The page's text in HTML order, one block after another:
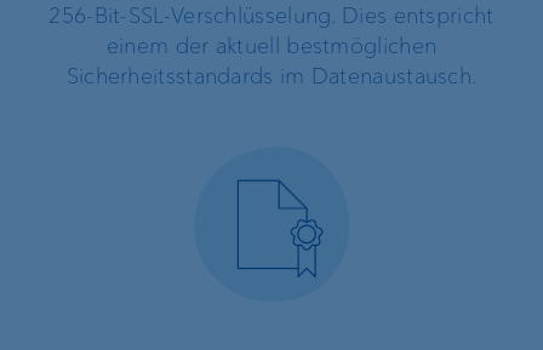
256-Bit-SSL-Verschlüsselung. Dies entspricht
einem der aktuell bestmöglichen
Sicherheitsstandards im Datenaustausch.